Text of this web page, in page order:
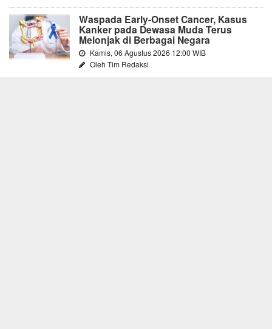
Waspada Early-Onset Cancer, Kasus
Kanker pada Dewasa Muda Terus
Melonjak di Berbagai Negara
Kamis, 06 Agustus 2026 12:00 WIB
Oleh Tim Redaksi